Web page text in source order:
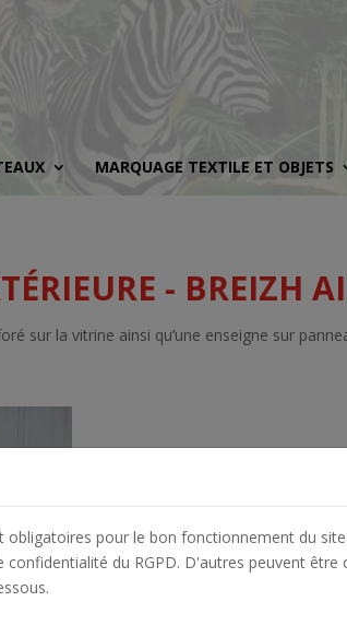
MARQUAGE TEXTILE ET OBJETS
- BREIZH
sur la vitrine ainsi qu’une enseigne sur
obligatoires pour le bon fonctionnement du
du RGPD. D'autres peuvent être